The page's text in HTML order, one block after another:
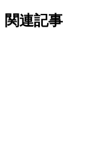
関連記事